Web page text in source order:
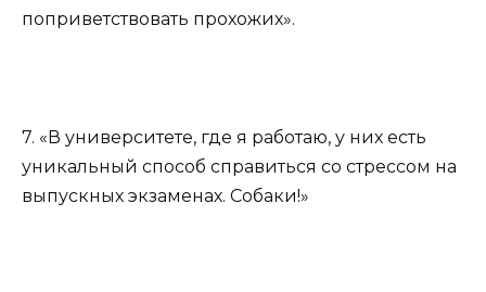
поприветствовать прохожих».
7. «В университете, где я работаю, у них есть
уникальный способ справиться со стрессом на
выпускных экзаменах. Собаки!»